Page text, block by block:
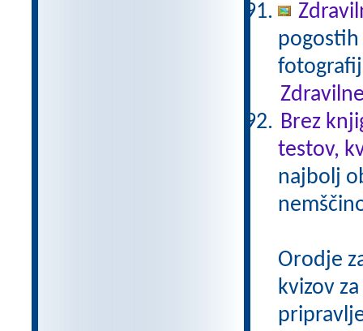
pogostih
Brez
testov,
najbolj
Orodje
kvizov za